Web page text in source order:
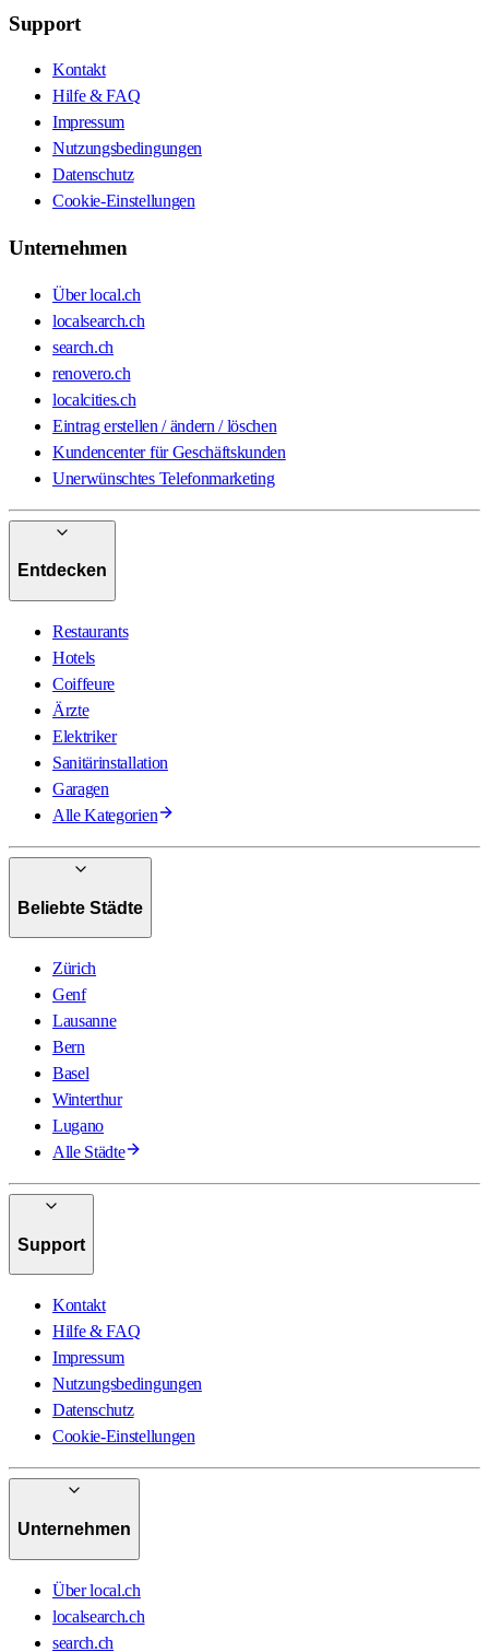
Support
Kontakt
Hilfe & FAQ
Impressum
Nutzungsbedingungen
Datenschutz
Cookie-Einstellungen
Unternehmen
Über local.ch
localsearch.ch
search.ch
renovero.ch
localcities.ch
Eintrag erstellen / ändern / löschen
Kundencenter für Geschäftskunden
Unerwünschtes Telefonmarketing
Entdecken
Restaurants
Hotels
Coiffeure
Ärzte
Elektriker
Sanitärinstallation
Garagen
Alle Kategorien
Beliebte Städte
Zürich
Genf
Lausanne
Bern
Basel
Winterthur
Lugano
Alle Städte
Support
Kontakt
Hilfe & FAQ
Impressum
Nutzungsbedingungen
Datenschutz
Cookie-Einstellungen
Unternehmen
Über local.ch
localsearch.ch
search.ch